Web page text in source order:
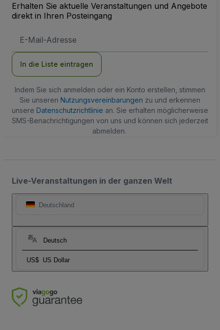
Erhalten Sie aktuelle Veranstaltungen und Angebote
direkt in Ihren Posteingang
Mail-
In die Liste eintragen
Indem Sie sich anmelden oder ein Konto erstellen, stimmen
Sie unseren Nutzungsvereinbarungen zu und erkennen
unsere Datenschutzrichtlinie an. Sie erhalten möglicherweise
SMS-Benachrichtigungen von uns und können sich jederzeit
abmelden.
Live-Veranstaltungen in der ganzen Welt
Deutschland
Deutsch
US$ US Dollar